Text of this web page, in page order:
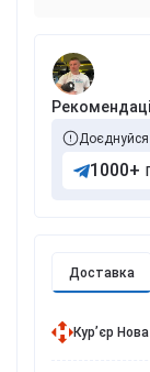
Доставка
Курʼєр
Доєднуйся
1000+